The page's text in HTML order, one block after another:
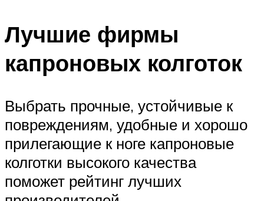
Лучшие фирмы
капроновых колготок
Выбрать прочные, устойчивые к
повреждениям, удобные и хорошо
прилегающие к ноге капроновые
колготки высокого качества
поможет рейтинг лучших